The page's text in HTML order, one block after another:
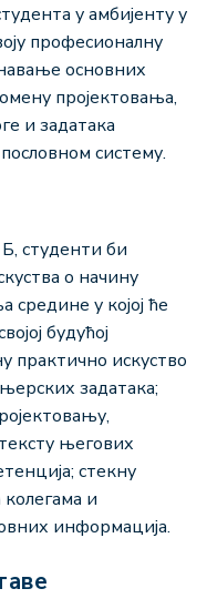
у амбијенту у
професионалну
основних
пројектовања,
и задатака
систему.
студенти би
о начину
у којој ће
будућој
практично искуство
задатака;
његових
стекну
колегама и
информација.